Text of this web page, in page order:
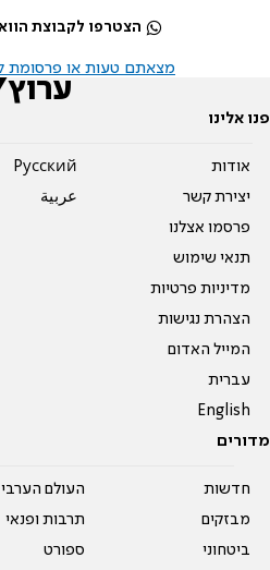
הצטרפו לקבוצת
מצאתם טעות או פרסומת
פנו אלינו
אודות
יצירת קשר
פרסמו אצלנו
תנאי שימוש
מדיניות פרטיות
הצהרת נגישות
המייל האדום
עברית
English
Pусский
عربية
מדורים
חדשות
מבזקים
ביטחוני
העולם הערבי
תרבות ופנאי
ספורט